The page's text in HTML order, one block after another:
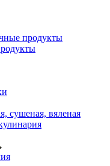
продукты
сушеная, вяленая